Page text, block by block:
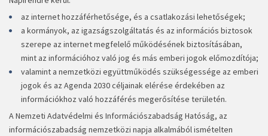
az internet hozzáférhetősége, és a csatlakozási lehetőségek;
a kormányok, az igazságszolgáltatás és az információs biztosok
szerepe az internet megfelelő működésének biztosításában,
mint az információhoz való jog és más emberi jogok előmozdítója;
valamint a nemzetközi együttműködés szükségessége az emberi
jogok és az Agenda 2030 céljainak elérése érdekében az
információkhoz való hozzáférés megerősítése területén.
A Nemzeti Adatvédelmi és Információszabadság Hatóság, az
információszabadság nemzetközi napja alkalmából ismételten